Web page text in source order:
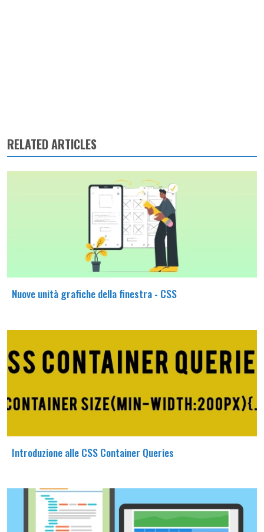
RELATED ARTICLES
Nuove unità grafiche della finestra - CSS
Introduzione alle CSS Container Queries